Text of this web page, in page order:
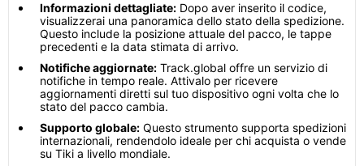
Informazioni dettagliate: Dopo aver inserito il codice,
visualizzerai una panoramica dello stato della spedizione.
Questo include la posizione attuale del pacco, le tappe
precedenti e la data stimata di arrivo.
Notifiche aggiornate: Track.global offre un servizio di
notifiche in tempo reale. Attivalo per ricevere
aggiornamenti diretti sul tuo dispositivo ogni volta che lo
stato del pacco cambia.
Supporto globale: Questo strumento supporta spedizioni
internazionali, rendendolo ideale per chi acquista o vende
su Tiki a livello mondiale.